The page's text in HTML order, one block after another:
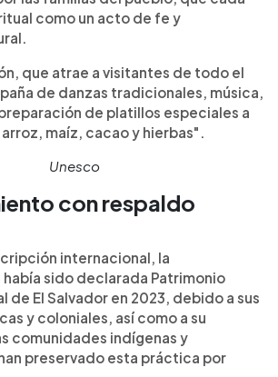
como un acto de fe y
que atrae a visitantes de todo el
de danzas tradicionales, música,
de platillos especiales a
maíz, cacao y hierbas".
Unesco
con respaldo
internacional, la
sido declarada Patrimonio
de El Salvador en 2023, debido a sus
y coloniales, así como a su
comunidades indígenas y
preservado esta práctica por